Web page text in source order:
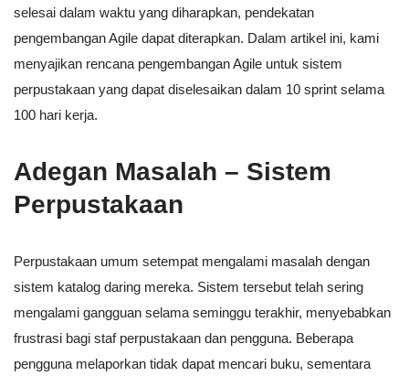
selesai dalam waktu yang diharapkan, pendekatan
pengembangan Agile dapat diterapkan. Dalam artikel ini, kami
menyajikan rencana pengembangan Agile untuk sistem
perpustakaan yang dapat diselesaikan dalam 10 sprint selama
100 hari kerja.
Adegan Masalah – Sistem
Perpustakaan
Perpustakaan umum setempat mengalami masalah dengan
sistem katalog daring mereka. Sistem tersebut telah sering
mengalami gangguan selama seminggu terakhir, menyebabkan
frustrasi bagi staf perpustakaan dan pengguna. Beberapa
pengguna melaporkan tidak dapat mencari buku, sementara